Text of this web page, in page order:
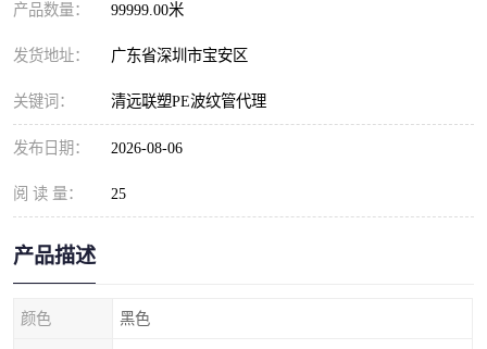
产品数量： 99999.00米
发货地址： 广东省深圳市宝安区
关键词： 清远联塑PE波纹管代理
发布日期： 2026-08-06
阅 读 量： 25
产品描述
颜色 黑色